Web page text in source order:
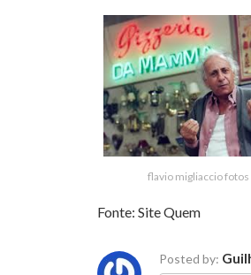
flavio migliaccio fotos
Fonte: Site Quem
Posted by: